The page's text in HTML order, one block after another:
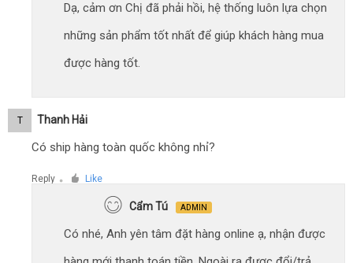
Dạ, cảm ơn Chị đã phải hồi, hệ thống luôn lựa chọn
những sản phẩm tốt nhất để giúp khách hàng mua
được hàng tốt.
T Thanh Hải
Có ship hàng toàn quốc không nhỉ?
Reply ● Like
Cẩm Tú ADMIN
Có nhé, Anh yên tâm đặt hàng online ạ, nhận được